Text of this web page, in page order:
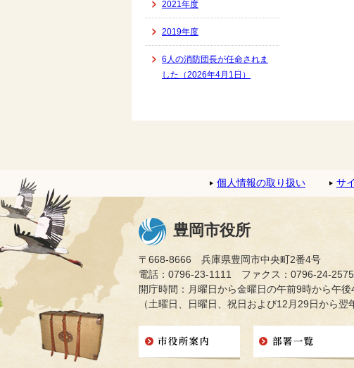
2021年度
2019年度
6人の消防団長が任命されま
した（2026年4月1日）
個人情報の取り扱い サ
豊岡市役所
〒668-8666 兵庫県豊岡市中央町2番4号
電話：0796-23-1111 ファクス：0796-24-2575
開庁時間：月曜日から金曜日の午前9時から午
（土曜日、日曜日、祝日および12月29日から翌